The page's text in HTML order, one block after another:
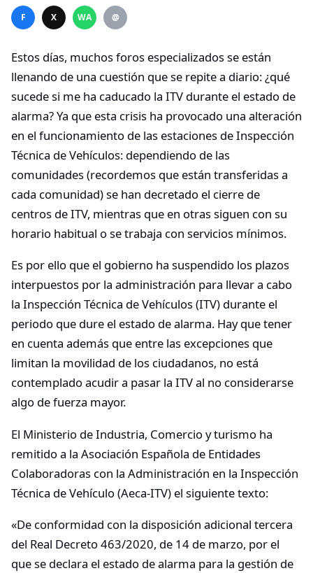
F X WA @
Estos días, muchos foros especializados se están
llenando de una cuestión que se repite a diario: ¿qué
sucede si me ha caducado la ITV durante el estado de
alarma? Ya que esta crisis ha provocado una alteración
en el funcionamiento de las estaciones de Inspección
Técnica de Vehículos: dependiendo de las
comunidades (recordemos que están transferidas a
cada comunidad) se han decretado el cierre de
centros de ITV, mientras que en otras siguen con su
horario habitual o se trabaja con servicios mínimos.
Es por ello que el gobierno ha suspendido los plazos
interpuestos por la administración para llevar a cabo
la Inspección Técnica de Vehículos (ITV) durante el
periodo que dure el estado de alarma. Hay que tener
en cuenta además que entre las excepciones que
limitan la movilidad de los ciudadanos, no está
contemplado acudir a pasar la ITV al no considerarse
algo de fuerza mayor.
El Ministerio de Industria, Comercio y turismo ha
remitido a la Asociación Española de Entidades
Colaboradoras con la Administración en la Inspección
Técnica de Vehículo (Aeca-ITV) el siguiente texto:
«De conformidad con la disposición adicional tercera
del Real Decreto 463/2020, de 14 de marzo, por el
que se declara el estado de alarma para la gestión de